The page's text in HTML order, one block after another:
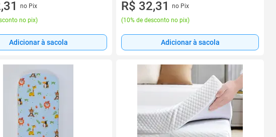
no Pix
no pix)
Adicionar à sacola
R$ 32,31
no Pix
(10% de desconto no pix)
Adicionar à sacola